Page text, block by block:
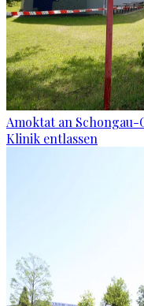
Amoktat an Schongau-
Klinik entlassen